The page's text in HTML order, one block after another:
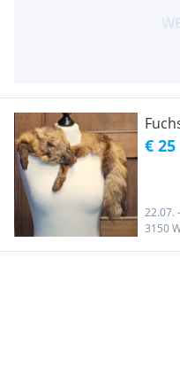
€ 25
22.07.
3150